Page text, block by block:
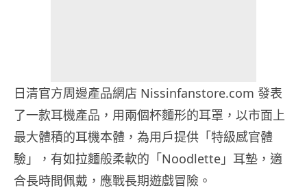
日清官方周邊產品網店 Nissinfanstore.com 發表
了一款耳機產品，用兩個杯麵形的耳罩，以市面上
最大體積的耳機本體，為用戶提供「特級感官體
驗」，有如拉麵般柔軟的「Noodlette」耳墊，適
合長時間佩戴，應戰長期遊戲冒險。